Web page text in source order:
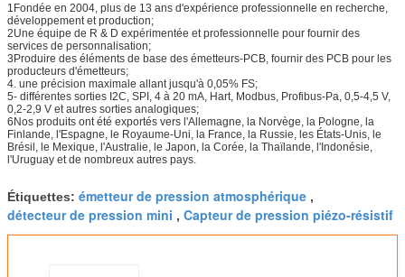
1Fondée en 2004, plus de 13 ans d'expérience professionnelle en recherche,
développement et production;
2Une équipe de R & D expérimentée et professionnelle pour fournir des
services de personnalisation;
3Produire des éléments de base des émetteurs-PCB, fournir des PCB pour les
producteurs d'émetteurs;
4. une précision maximale allant jusqu'à 0,05% FS;
5- différentes sorties I2C, SPI, 4 à 20 mA, Hart, Modbus, Profibus-Pa, 0,5-4,5 V,
0,2-2,9 V et autres sorties analogiques;
6Nos produits ont été exportés vers l'Allemagne, la Norvège, la Pologne, la
Finlande, l'Espagne, le Royaume-Uni, la France, la Russie, les États-Unis, le
Brésil, le Mexique, l'Australie, le Japon, la Corée, la Thaïlande, l'Indonésie,
l'Uruguay et de nombreux autres pays.
Étiquettes: émetteur de pression atmosphérique ,
détecteur de pression mini , Capteur de pression piézo-résistif